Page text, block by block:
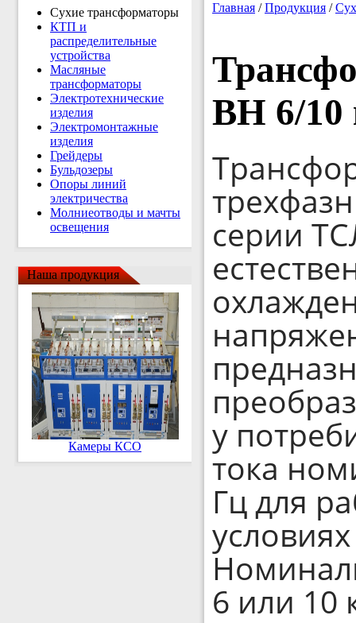
Сухие трансформаторы
КТП и
распределительные
устройства
Масляные
трансформаторы
Электротехнические
изделия
Электромонтажные
изделия
Грейдеры
Бульдозеры
Опоры линий
электричества
Молниеотводы и мачты
освещения
Наша продукция
Камеры КСО
Главная /Продукция /
ВН 6/10
серии
у
тока
Гц для
6 или 10